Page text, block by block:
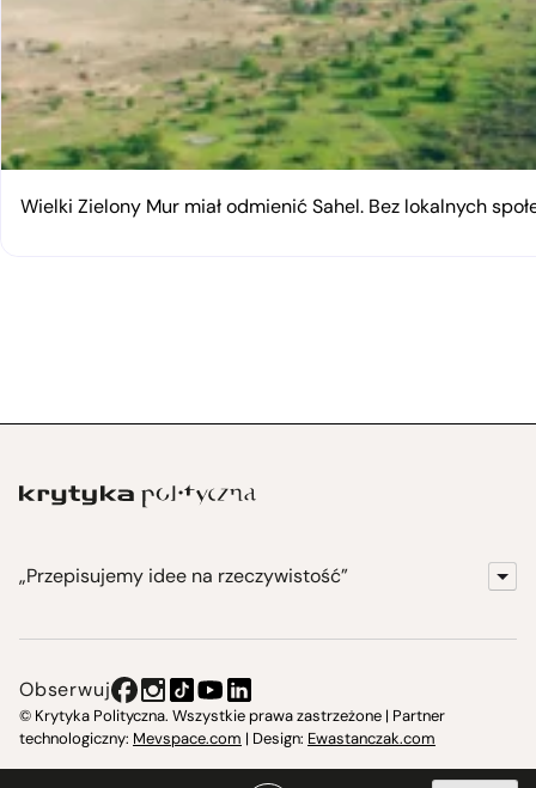
Wielki Zielony Mur miał odmienić Sahel. Bez lokalnych
„Przepisujemy idee na rzeczywistość”
Instytut Krytyki Politycznej
Obserwuj
© Krytyka Polityczna. Wszystkie prawa zastrzeżone | Partner
technologiczny: Mevspace.com | Design: Ewastanczak.com